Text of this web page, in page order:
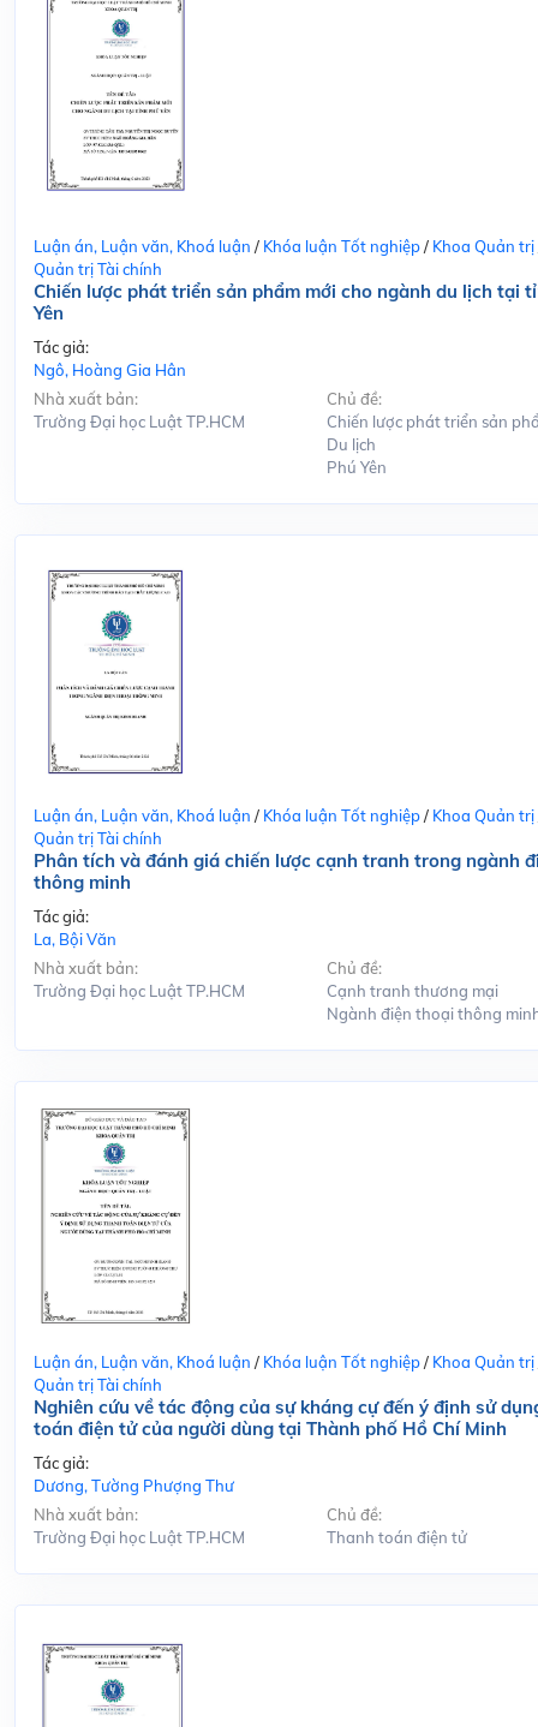
Luận án, Luận văn, Khoá luận / Khóa luận Tốt nghiệp/ Khoa Quản trị
Quản trị Tài chính
Chiến lược phát triển sản phẩm mới cho ngành du lịch tại
Yên
Tác giả:
Ngô, Hoàng Gia Hân
Nhà xuất bản:
Trường Đại học Luật TP.HCM
Chủ đề:
Chiến lược phát triển sản
Du lịch
Phú Yên
Luận án, Luận văn, Khoá luận / Khóa luận Tốt nghiệp/ Khoa Quản trị
Quản trị Tài chính
Phân tích và đánh giá chiến lược cạnh tranh trong ngành
thông minh
Tác giả:
La, Bội Văn
Nhà xuất bản:
Trường Đại học Luật TP.HCM
Chủ đề:
Cạnh tranh thương mại
Ngành điện thoại thông
Luận án, Luận văn, Khoá luận / Khóa luận Tốt nghiệp/ Khoa Quản trị
Quản trị Tài chính
Nghiên cứu về tác động của sự kháng cự đến ý định sử
toán điện tử của người dùng tại Thành phố Hồ Chí Minh
Tác giả:
Dương, Tường Phượng Thư
Nhà xuất bản:
Trường Đại học Luật TP.HCM
Chủ đề:
Thanh toán điện tử